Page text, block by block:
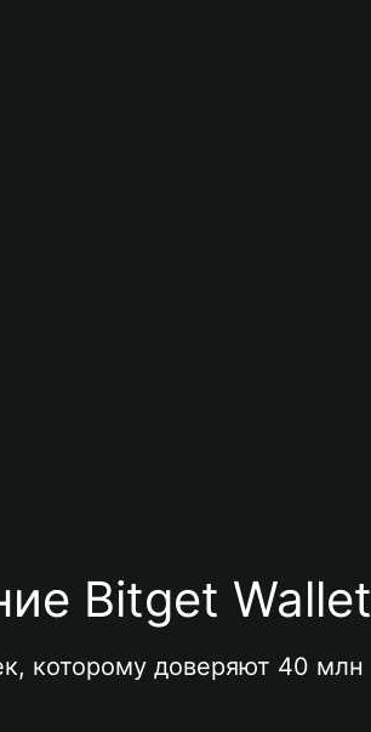
Bitget Wallet
которому доверяют 40 млн